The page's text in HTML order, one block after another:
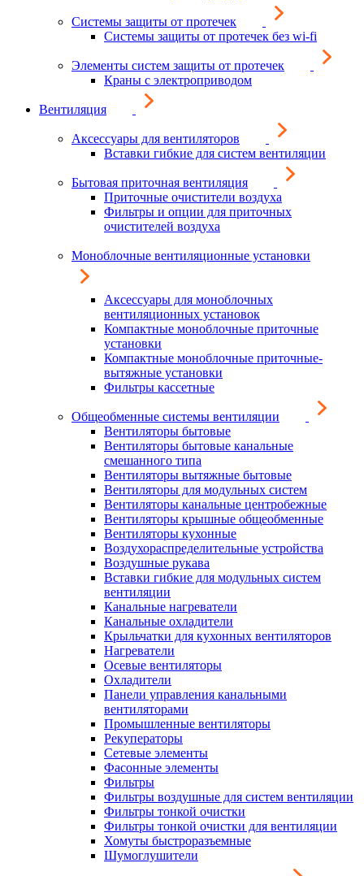
Системы защиты от протечек
Системы защиты от протечек без wi-fi
Элементы систем защиты от протечек
Краны с электроприводом
Вентиляция
Аксессуары для вентиляторов
Вставки гибкие для систем вентиляции
Бытовая приточная вентиляция
Приточные очистители воздуха
Фильтры и опции для приточных
очистителей воздуха
Моноблочные вентиляционные установки
Аксессуары для моноблочных
вентиляционных установок
Компактные моноблочные приточные
установки
Компактные моноблочные приточные-
вытяжные установки
Фильтры кассетные
Общеобменные системы вентиляции
Вентиляторы бытовые
Вентиляторы бытовые канальные
смешанного типа
Вентиляторы вытяжные бытовые
Вентиляторы для модульных систем
Вентиляторы канальные центробежные
Вентиляторы крышные общеобменные
Вентиляторы кухонные
Воздухораспределительные устройства
Воздушные рукава
Вставки гибкие для модульных систем
вентиляции
Канальные нагреватели
Канальные охладители
Крыльчатки для кухонных вентиляторов
Нагреватели
Осевые вентиляторы
Охладители
Панели управления канальными
вентиляторами
Промышленные вентиляторы
Рекуператоры
Сетевые элементы
Фасонные элементы
Фильтры
Фильтры воздушные для систем вентиляции
Фильтры тонкой очистки
Фильтры тонкой очистки для вентиляции
Хомуты быстроразъемные
Шумоглушители